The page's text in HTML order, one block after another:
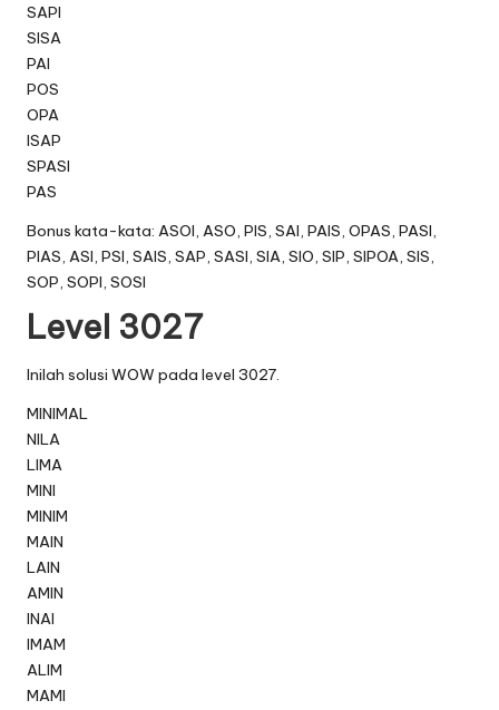
SAPI
SISA
PAI
POS
OPA
ISAP
SPASI
PAS
Bonus kata-kata: ASOI, ASO, PIS, SAI, PAIS, OPAS, PASI,
PIAS, ASI, PSI, SAIS, SAP, SASI, SIA, SIO, SIP, SIPOA, SIS,
SOP, SOPI, SOSI
Level 3027
Inilah solusi WOW pada level 3027.
MINIMAL
NILA
LIMA
MINI
MINIM
MAIN
LAIN
AMIN
INAI
IMAM
ALIM
MAMI